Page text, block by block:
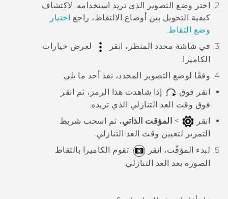
اختر وضع التصوير الذي تريد استخدامه. لاكتشاف
كيفية التحويل بين أوضاع الالتقاط، راجع
اختيار
وضع التقاط.
في شاشة محدد المنظر، انقر
لعرض خيارات
الكاميرا.
وفقًا لوضع التصوير المحدد، نفذ أحد ما يلي:
انقر فوق
إذا شاهدت هذا الرمز، ثم انقر
فوق وقت العد التنازلي الذي تريده.
انقر
> المؤقت الذاتي، ثم اسحب شريط
التمرير لتعيين وقت العد التنازلي.
لبدء المؤقّت، انقر
. تقوم الكاميرا بالتقاط
الصورة بعد العد التنازلي.